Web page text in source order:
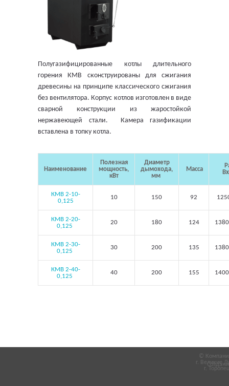
Полугазифицированные котлы длительного
горения КМВ сконструированы для сжигания
древесины на принципе классического сжигания
без вентилятора. Корпус котлов изготовлен в виде
сварной конструкции из жаростойкой
нержавеющей стали. Камера газификации
вставлена в топку котла.
Наименование
Полезная
мощность,
кВт
Диаметр
дымохода,
мм
Масса
КМВ 2-10-
0,125
10 150 92
КМВ 2-20-
0,125
20 180 124
КМВ 2-30-
0,125
30 200 135
КМВ 2-40-
0,125
40 200 155
©
г. Великие
г.